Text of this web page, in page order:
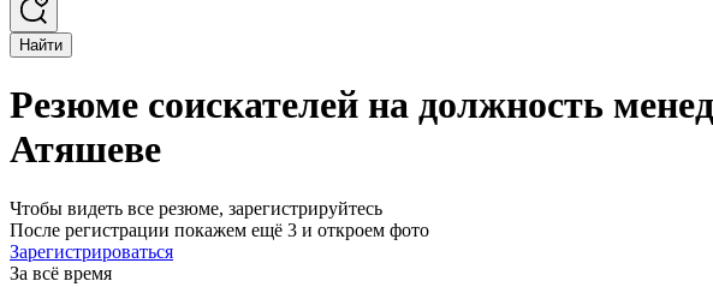
Найти
Резюме соискателей на должность
Атяшеве
Чтобы видеть все резюме, зарегистрируйтесь
После регистрации покажем ещё 3 и откроем фото
Зарегистрироваться
За всё время